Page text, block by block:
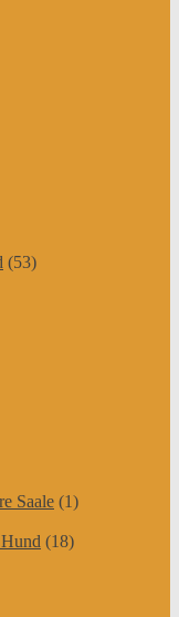
(53)
Saale (1)
(18)